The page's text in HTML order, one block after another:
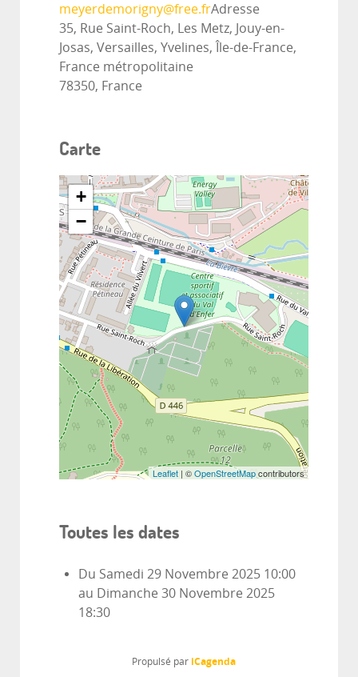
meyerdemorigny@free.frAdresse
35, Rue Saint-Roch, Les Metz, Jouy-en-
Josas, Versailles, Yvelines, Île-de-France,
France métropolitaine
78350, France
Carte
+
−
Leaflet | ©OpenStreetMapcontributors
Toutes les dates
Du Samedi 29 Novembre 2025 10:00
au Dimanche 30 Novembre 2025
18:30
Propulsé par iCagenda